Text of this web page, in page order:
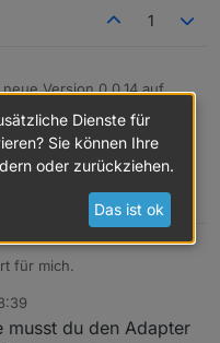
1
Version 0.0.14 auf
@Reiner1962) auslesen
08:14
0
0
für mich.
musst du den Adapter
Dienste für
Sie können Ihre
oder zurückziehen.
Das ist ok